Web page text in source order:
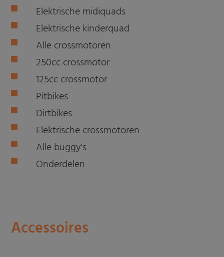
Elektrische midiquads
Elektrische kinderquad
Alle crossmotoren
250cc crossmotor
125cc crossmotor
Pitbikes
Dirtbikes
Elektrische crossmotoren
Alle buggy's
Onderdelen
Accessoires